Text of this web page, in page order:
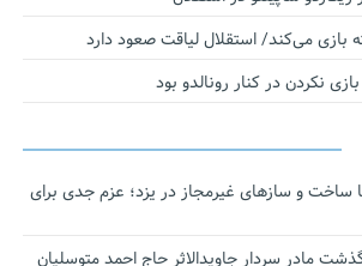
بازی می‌کند/ استقلال لیاقت صعود دارد
نکردن در کنار رونالدو بود
ساخت‌ و سازهای غیرمجاز در یزد؛ عزم جدی برای
مادر سردار جاویدالاثر حاج احمد متوسلیان